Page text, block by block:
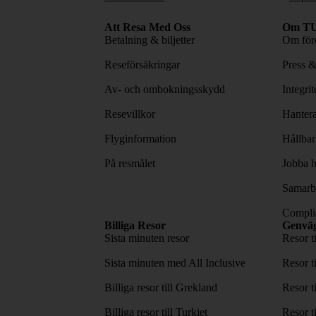
Att Resa Med Oss
Betalning & biljetter
Reseförsäkringar
Av- och ombokningsskydd
Resevillkor
Flyginformation
På resmålet
Om
Om
Press
Jobba
Billiga Resor
Sista minuten resor
Sista minuten med All Inclusive
Billiga resor till Grekland
Billiga resor till Turkiet
Resor
Resor
Resor
Resor